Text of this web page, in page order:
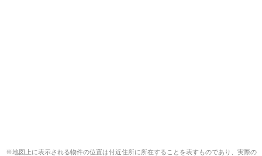
※地図上に表示される物件の位置は付近住所に所在することを表すものであり、実際の